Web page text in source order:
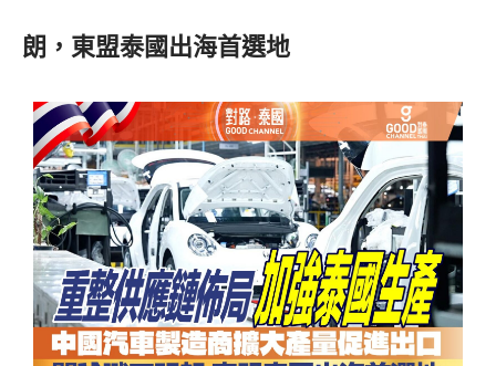
朗，東盟泰國出海首選地